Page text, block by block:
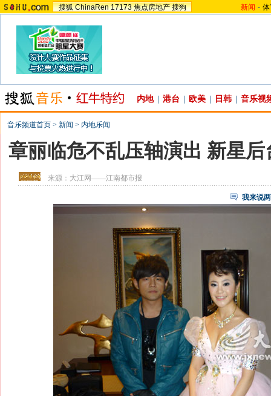
搜狐 ChinaRen 17173 焦点房地产 搜狗 新闻 -
内地 港台 欧美 日韩 音乐视
音乐频道首页 > 新闻 > 内地乐闻
章丽临危不乱压轴演出 新星
来源： 大江网——江南都市报
我来说